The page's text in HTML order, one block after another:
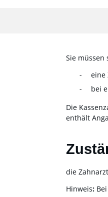
Sie müssen
eine
bei
Die
enthält
die
Hinweis: